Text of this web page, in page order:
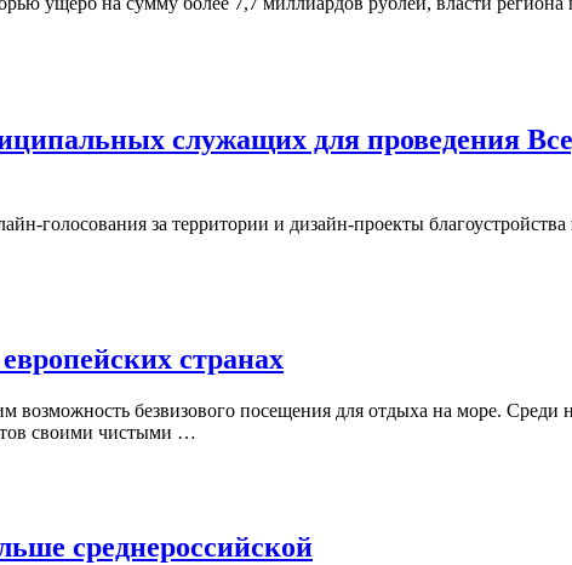
служащих для проведения
голосования за территории и дизайн-проекты
странах
безвизового посещения для отдыха на море. Среди
своими чистыми …
среднероссийской